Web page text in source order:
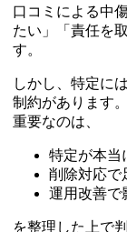
口コミによる中
たい」「責任を
す。
しかし、特定に
制約があります。
重要なのは、
特定が本当
削除対応で
運用改善で
を整理した上で